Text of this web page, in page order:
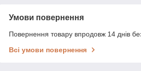
Умови повернення
Повернення товару впродовж 14 днів
Всі умови повернення